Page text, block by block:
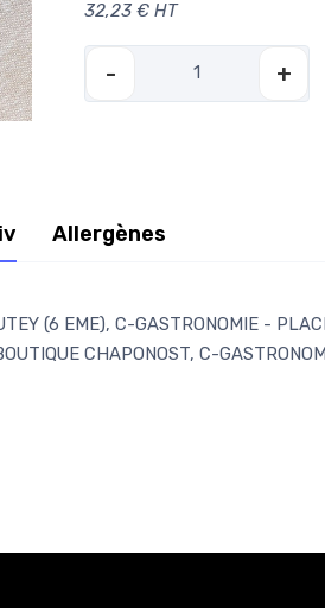
32,23 € HT
- +
Allergènes
(6 EME), C-GASTRONOMIE -
CHAPONOST, C-